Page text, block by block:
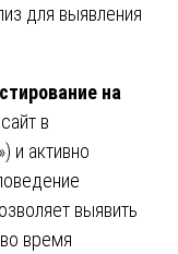
для выявления
на
в
и активно
выявить
время